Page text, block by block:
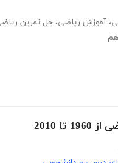
، آموزش ریاضی، حل تمرین
2010